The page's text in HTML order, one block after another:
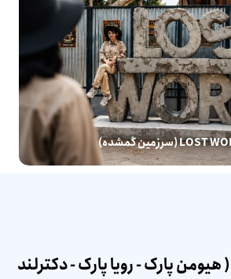
هیومن پارک - رویا پارک - دکترلند